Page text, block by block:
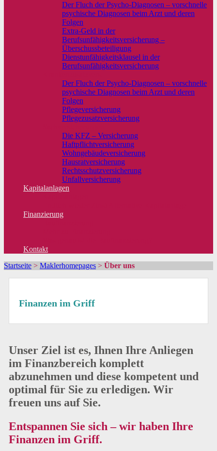
Der Fluch der Psycho-Diagnosen – vorschnelle
psychische Diagnosen beim Arzt und deren
Folgen
Extra-Geld in der
Berufsunfähigkeitsversicherung –
Überschussbeteiligung
Dienstunfähigkeitsklausel in der
Berufsunfähigkeitsversicherung
Der Fluch der Psycho-Diagnosen – vorschnelle
psychische Diagnosen beim Arzt und deren
Folgen
Pflegeversicherung
Pflegezusatzversicherung
Die KFZ – Versicherung
Haftpflichtversicherung
Wohngebäudeversicherung
Hausratversicherung
Rechtsschutzversicherung
Unfallversicherung
Kapitalanlagen
Finanzierung
Kontakt
Startseite > Maklerhomepages > Über uns
Finanzen im Griff
Unser Ziel ist es, Ihnen Ihre Anliegen
im Finanzbereich komplett
abzunehmen und diese kompetent und
optimal für Sie zu erledigen. Wir
freuen uns auf Sie.
Entspannen Sie sich – wir haben Ihre
Finanzen im Griff.